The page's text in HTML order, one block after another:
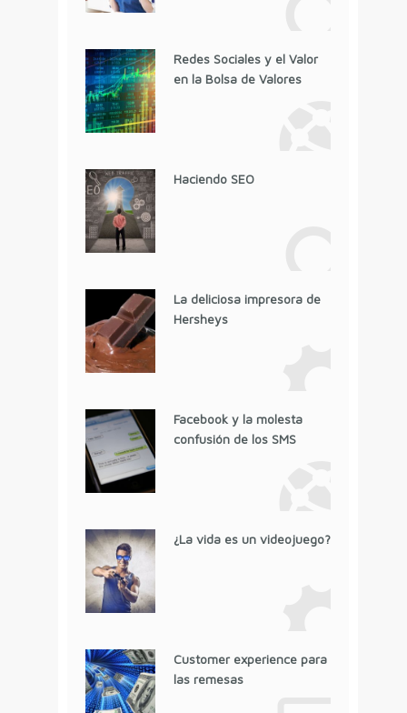
Redes Sociales y el Valor
en la Bolsa de Valores
Haciendo SEO
La deliciosa impresora de
Hersheys
Facebook y la molesta
confusión de los SMS
¿La vida es un videojuego?
Customer experience para
las remesas